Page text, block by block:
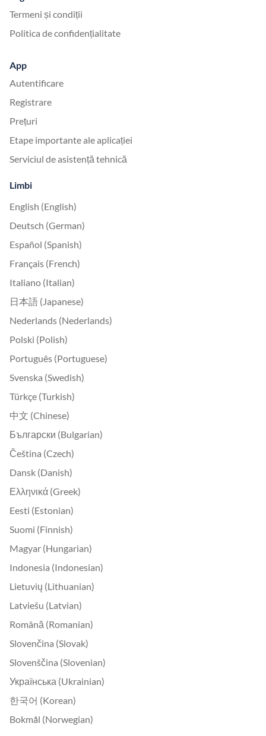
Termeni și condiții
Politica de confidențialitate
App
Autentificare
Registrare
Prețuri
Etape importante ale aplicației
Serviciul de asistență tehnică
Limbi
English (English)
Deutsch (German)
Español (Spanish)
Français (French)
Italiano (Italian)
日本語 (Japanese)
Nederlands (Nederlands)
Polski (Polish)
Português (Portuguese)
Svenska (Swedish)
Türkçe (Turkish)
中文 (Chinese)
Български (Bulgarian)
Čeština (Czech)
Dansk (Danish)
Ελληνικά (Greek)
Eesti (Estonian)
Suomi (Finnish)
Magyar (Hungarian)
Indonesia (Indonesian)
Lietuvių (Lithuanian)
Latviešu (Latvian)
Română (Romanian)
Slovenčina (Slovak)
Slovenščina (Slovenian)
Українська (Ukrainian)
한국어 (Korean)
Bokmål (Norwegian)